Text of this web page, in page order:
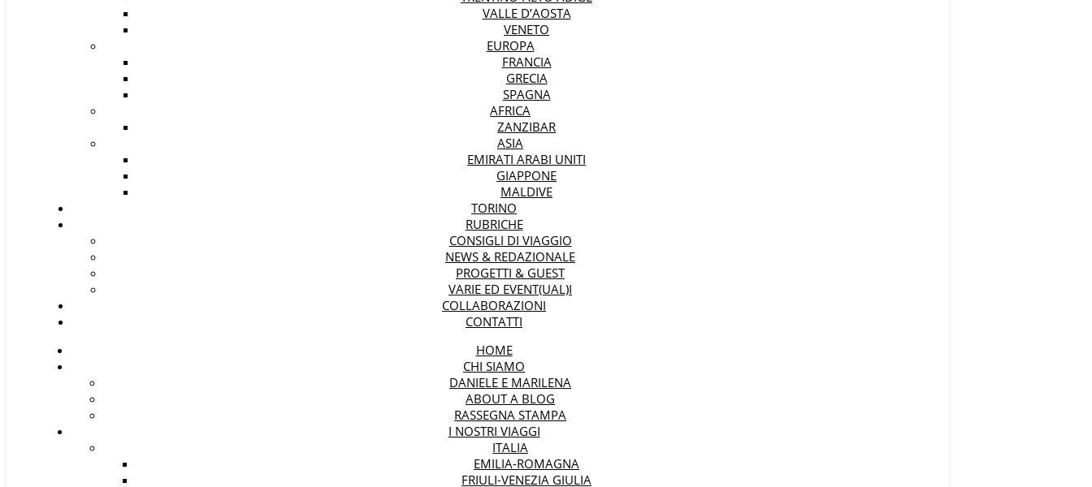
VALLE D’AOSTA
VENETO
EUROPA
FRANCIA
GRECIA
SPAGNA
AFRICA
ZANZIBAR
ASIA
EMIRATI ARABI UNITI
GIAPPONE
MALDIVE
TORINO
RUBRICHE
CONSIGLI DI VIAGGIO
NEWS & REDAZIONALE
PROGETTI & GUEST
VARIE ED EVENT(UAL)I
COLLABORAZIONI
CONTATTI
HOME
CHI SIAMO
DANIELE E MARILENA
ABOUT A BLOG
RASSEGNA STAMPA
I NOSTRI VIAGGI
ITALIA
EMILIA-ROMAGNA
FRIULI-VENEZIA GIULIA